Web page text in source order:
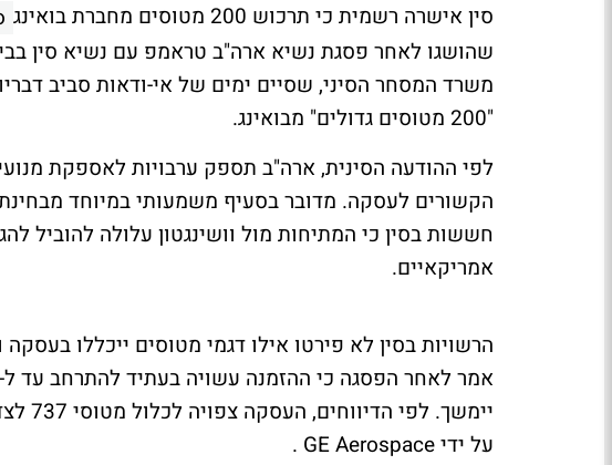
סין אישרה רשמית כי תרכוש 200 מטוסים מחברת בואינג
שהושגו לאחר פסגת נשיא ארה"ב טראמפ עם נשיא סין
משרד המסחר הסיני, שסיים ימים של אי-ודאות סביב
"200 מטוסים גדולים" מבואינג.
לפי ההודעה הסינית, ארה"ב תספק ערבויות לאספקת
הקשורים לעסקה. מדובר בסעיף משמעותי במיוחד מבחינת
חששות בסין כי המתיחות מול וושינגטון עלולה להוביל
אמריקאיים.
הרשויות בסין לא פירטו אילו דגמי מטוסים ייכללו
על ידי GE Aerospace .